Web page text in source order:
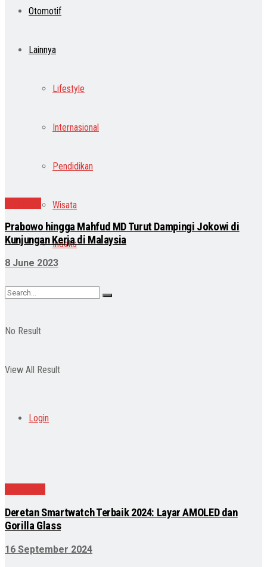
Otomotif
Lainnya
Lifestyle
Internasional
Pendidikan
Wisata
Indeks
No Result
View All Result
Login
Prabowo hingga Mahfud MD Turut Dampingi Jokowi di
Kunjungan Kerja di Malaysia
8 June 2023
Deretan Smartwatch Terbaik 2024: Layar AMOLED dan
Gorilla Glass
16 September 2024